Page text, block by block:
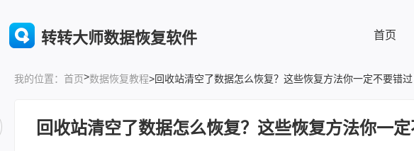
转转大师数据恢复软件 首页
我的位置： 首页>数据恢复教程>回收站清空了数据怎么恢复？这些恢复方法你一定不要错过
回收站清空了数据怎么恢复？这些恢复方法你一定